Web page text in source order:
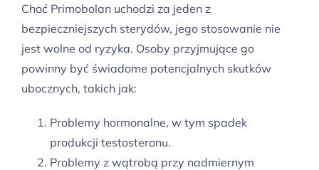
Choć Primobolan uchodzi za jeden z
bezpieczniejszych sterydów, jego stosowanie nie
jest wolne od ryzyka. Osoby przyjmujące go
powinny być świadome potencjalnych skutków
ubocznych, takich jak:
Problemy hormonalne, w tym spadek
produkcji testosteronu.
Problemy z wątrobą przy nadmiernym